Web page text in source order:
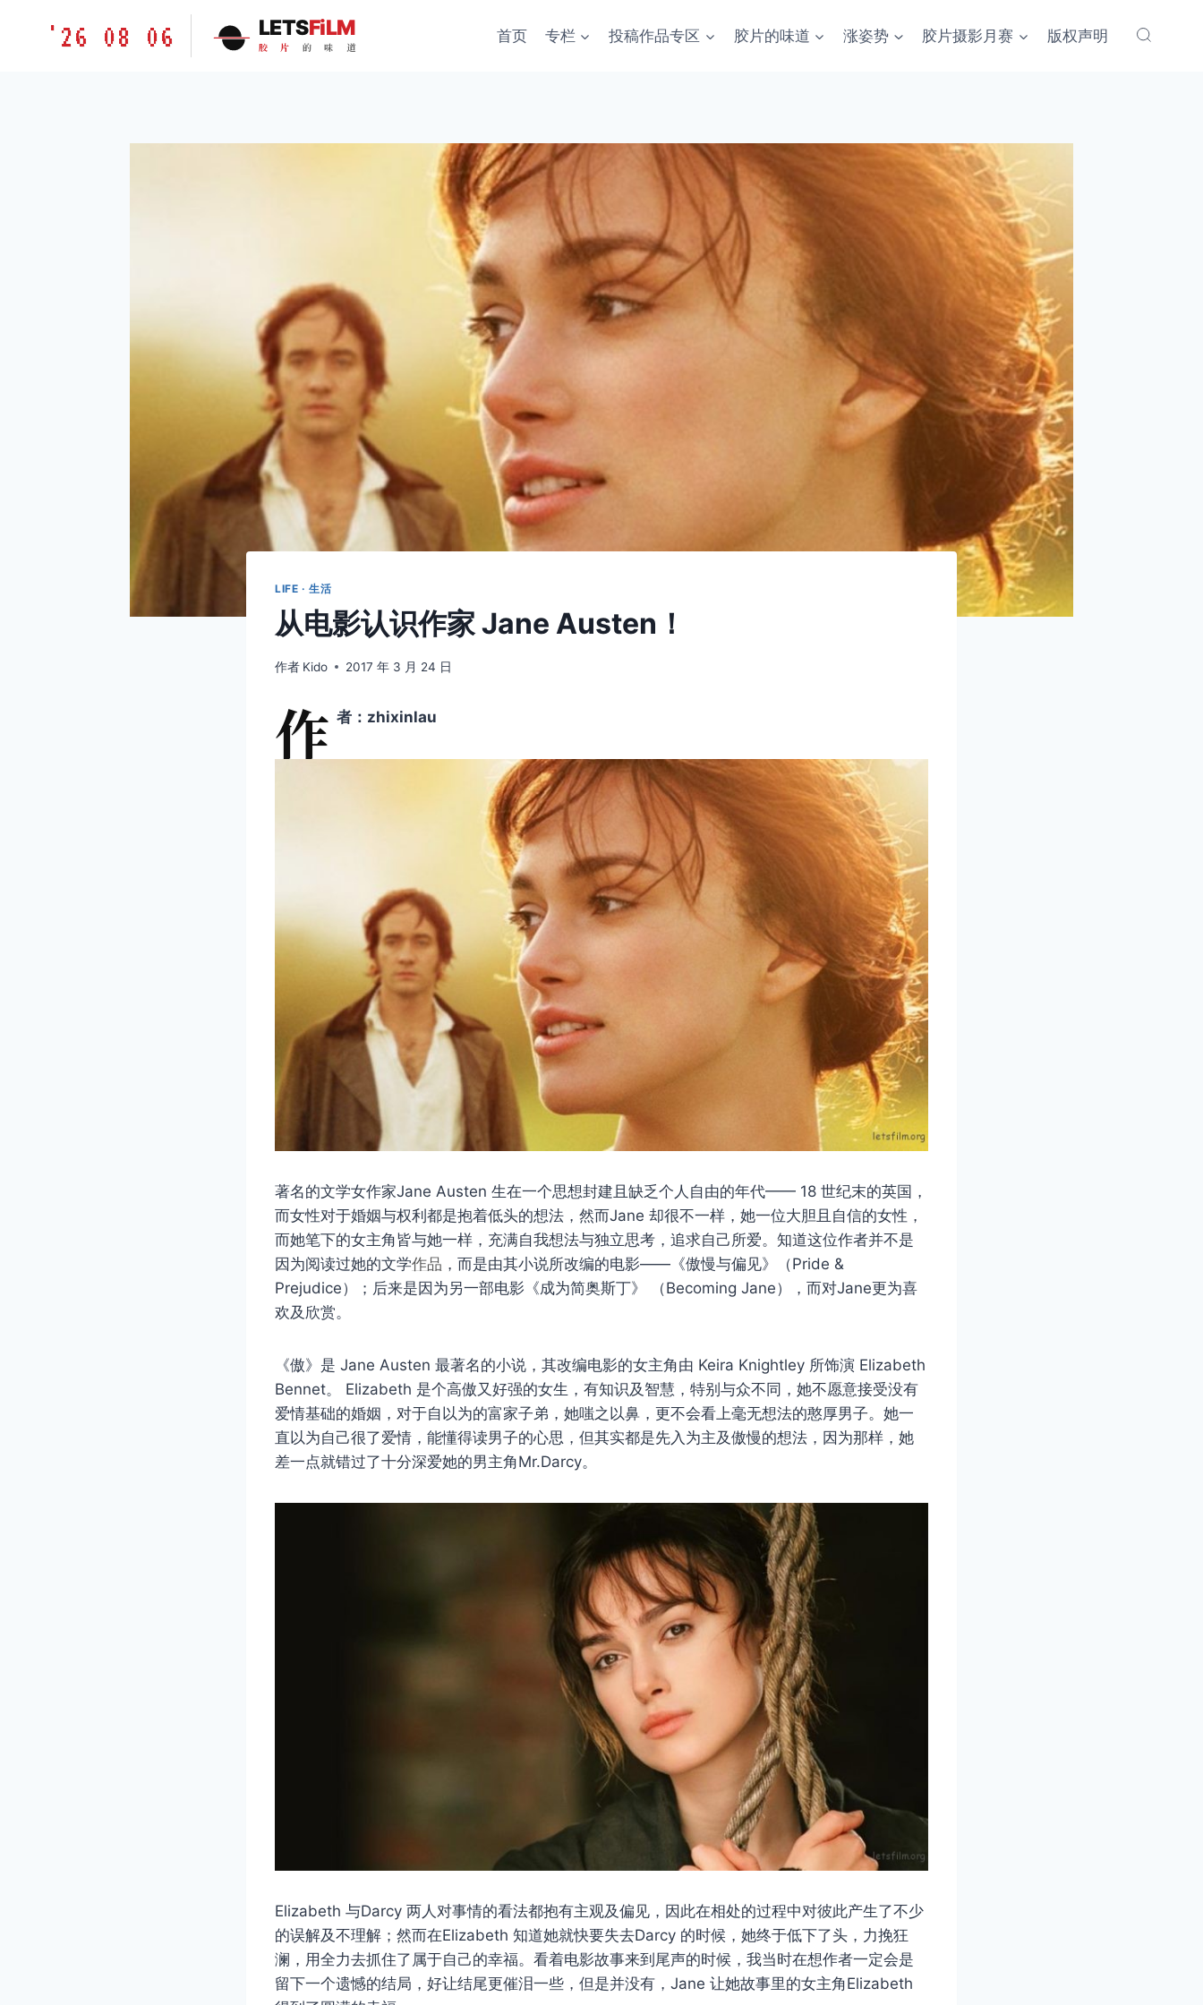
胶'26 08 06 LETSFiLM
胶 片 的 味 道
首页 专栏 投稿作品专区 胶片的味道 涨姿势 胶片摄影月赛 版权声明
LIFE · 生活
从电影认识作家 Jane Austen！
作者 Kido 2017 年 3 月 24 日
作 者：zhixinlau
著名的文学女作家Jane Austen 生在一个思想封建且缺乏个人自由的年代—— 18 世纪末的英国，
而女性对于婚姻与权利都是抱着低头的想法，然而Jane 却很不一样，她一位大胆且自信的女性，
而她笔下的女主角皆与她一样，充满自我想法与独立思考，追求自己所爱。知道这位作者并不是
因为阅读过她的文学作品 ，而是由其小说所改编的电影——《傲慢与偏见》（Pride &
Prejudice）；后来是因为另一部电影《成为简奥斯丁》 （Becoming Jane），而对Jane更为喜
欢及欣赏。
《傲》是 Jane Austen 最著名的小说，其改编电影的女主角由 Keira Knightley 所饰演 Elizabeth
Bennet。 Elizabeth 是个高傲又好强的女生，有知识及智慧，特别与众不同，她不愿意接受没有
爱情基础的婚姻，对于自以为的富家子弟，她嗤之以鼻，更不会看上毫无想法的憨厚男子。她一
直以为自己很了爱情，能懂得读男子的心思，但其实都是先入为主及傲慢的想法，因为那样，她
差一点就错过了十分深爱她的男主角Mr.Darcy。
Elizabeth 与Darcy 两人对事情的看法都抱有主观及偏见，因此在相处的过程中对彼此产生了不少
的误解及不理解；然而在Elizabeth 知道她就快要失去Darcy 的时候，她终于低下了头，力挽狂
澜，用全力去抓住了属于自己的幸福。看着电影故事来到尾声的时候，我当时在想作者一定会是
留下一个遗憾的结局，好让结尾更催泪一些，但是并没有，Jane 让她故事里的女主角Elizabeth